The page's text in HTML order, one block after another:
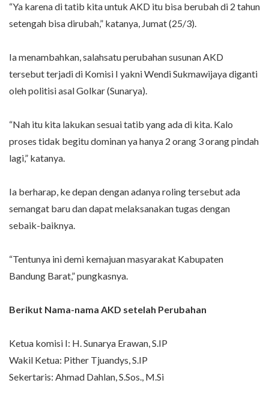
“Ya karena di tatib kita untuk AKD itu bisa berubah di 2 tahun
setengah bisa dirubah,” katanya, Jumat (25/3).
Ia menambahkan, salahsatu perubahan susunan AKD
tersebut terjadi di Komisi I yakni Wendi Sukmawijaya diganti
oleh politisi asal Golkar (Sunarya).
“Nah itu kita lakukan sesuai tatib yang ada di kita. Kalo
proses tidak begitu dominan ya hanya 2 orang 3 orang pindah
lagi,” katanya.
Ia berharap, ke depan dengan adanya roling tersebut ada
semangat baru dan dapat melaksanakan tugas dengan
sebaik-baiknya.
“Tentunya ini demi kemajuan masyarakat Kabupaten
Bandung Barat,” pungkasnya.
Berikut Nama-nama AKD setelah Perubahan
Ketua komisi I: H. Sunarya Erawan, S.IP
Wakil Ketua: Pither Tjuandys, S.IP
Sekertaris: Ahmad Dahlan, S.Sos., M.Si